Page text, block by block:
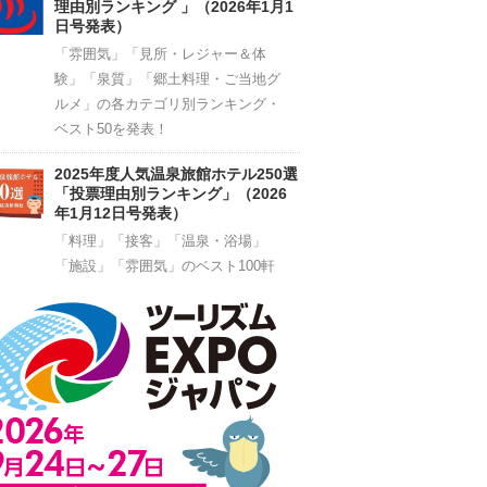
理由別ランキング 」（2026年1月1
日号発表）
「雰囲気」「見所・レジャー＆体
験」「泉質」「郷土料理・ご当地グ
ルメ」の各カテゴリ別ランキング・
ベスト50を発表！
2025年度人気温泉旅館ホテル250選
「投票理由別ランキング」（2026
年1月12日号発表）
「料理」「接客」「温泉・浴場」
「施設」「雰囲気」のベスト100軒